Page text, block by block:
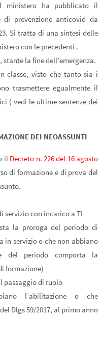
ha pubblicato il
prevenzione anticovid da
Si tratta di una sintesi delle
con le precedenti .
stante la fine dell’emergenza.
classe, visto che tanto sia i
trasmettere egualmente il
( vedi le ultime sentenze dei
DEI NEOASSUNTI
il Decreto n. 226 del 16 agosto
di formazione e di prova del
servizio con incarico a TI
la proroga del periodo di
in servizio o che non abbiano
del periodo comporta la
formazione)
passaggio di ruolo
l’abilitazione o che
Dlgs 59/2017, al primo anno